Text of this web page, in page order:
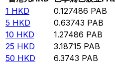
1 HKD 0.127486 PAB
5 HKD 0.63743 PAB
10 HKD 1.27486 PAB
25 HKD 3.18715 PAB
50 HKD 6.3743 PAB